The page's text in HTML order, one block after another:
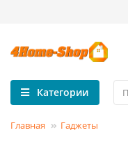
Категории
Главная Гаджеты